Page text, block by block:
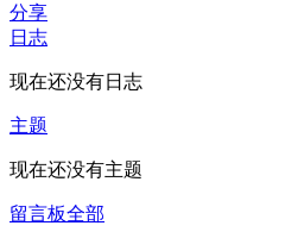
分享
日志
现在还没有日志
主题
现在还没有主题
留言板全部